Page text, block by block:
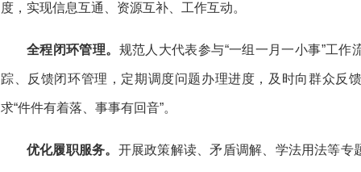
度，实现信息互通、资源互补、工作互动。
全程闭环管理。 规范人大代表参与“一组一月一小事”工
踪、反馈闭环管理，定期调度问题办理进度，及时向群众反
求“件件有着落、事事有回音”。
优化履职服务。 开展政策解读、矛盾调解、学法用法等